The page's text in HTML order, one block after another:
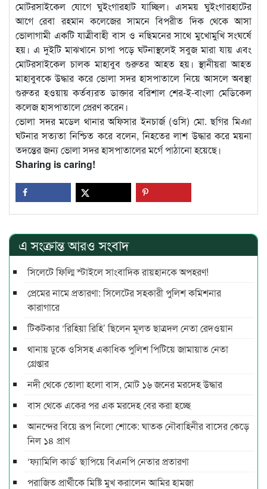
মোটরসাইকেল যোগে ঘুইংগারহাট যাচ্ছিল। এসময় ঘুইংগারহাটের
আগে রেবা রহমান কলেজের সামনে বিপরীত দিক থেকে আসা
ভোলাগামী একটি যাত্রীবাহী বাস ও নছিমনের সাথে মুখোমুখি সংঘর্ষে
হয়। এ দুইটি মাঝখানে চাপা পড়ে ঘটনাস্থলেই সবুজ মারা যায় এবং
মোটরসাইকেল চালক মাহাবুব গুরুতর আহত হয়। স্থানীয়রা আহত
মাহাবুবকে উদ্ধার করে ভোলা সদর হাসপাতালে নিয়ে আসলে অবস্থা
গুরুতর হওয়ায় কর্তব্যরত ডাক্তার বরিশাল শের-ই-বাংলা মেডিকেল
কলেজ হাসপাতালে প্রেরণ করেন।
ভোলা সদর মডেল থানার অফিসার ইনচার্জ (ওসি) মো. ছগির মিঞা
ঘটনার সত্যতা নিশ্চিত করে বলেন, নিহতের লাশ উদ্ধার করে ময়না
তদন্তের জন্য ভোলা সদর হাসপাতালের মর্গে পাঠানো হয়েছে।
Sharing is caring!
এ সংক্রান্ত আরও সংবাদ
সিলেটে ফিল্মি স্টাইলে সাংবাদিক রায়হানকে অপহরণ!
প্রেমের নামে প্রতারণা: সিলেটের সহকারী পুলিশ কমিশনার
কারাগারে
টিকটকার ‘রিহিয়া রিহি’ ছিলেন মূলত ছাত্রদল নেতা রেদওয়ান
থানায় ঢুকে ওসিসহ একাধিক পুলিশ পিটিয়ে জামায়াত নেতা
গ্রেপ্তার
নদী থেকে তোলা হলো বাস, মোট ১৬ জনের মরদেহ উদ্ধার
বাস থেকে একের পর এক মরদেহ বের করা হচ্ছে
আনন্দের বিয়ে রূপ নিলো শোকে: ঘাতক নৌবাহিনীর বাসের কেড়ে
নিল ১৪ প্রাণ
‘ফ্যামিলি কার্ড’ ছাপিয়ে বিএনপি নেতার প্রতারণা
পরাজিত প্রার্থীকে মিষ্টি মুখ করালেন আমির হামজা